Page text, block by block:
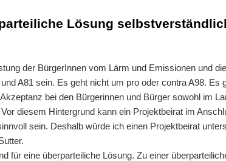
Lösung
der BürgerInnen vom Lärm und Emissionen und die
A81 sein. Es geht nicht um pro oder contra A98. Es
bei den Bürgerinnen und Bürger sowohl im
diesem Hintergrund kann ein Projektbeirat im
sein. Deshalb würde ich einen Projektbeirat
für eine überparteiliche Lösung. Zu einer